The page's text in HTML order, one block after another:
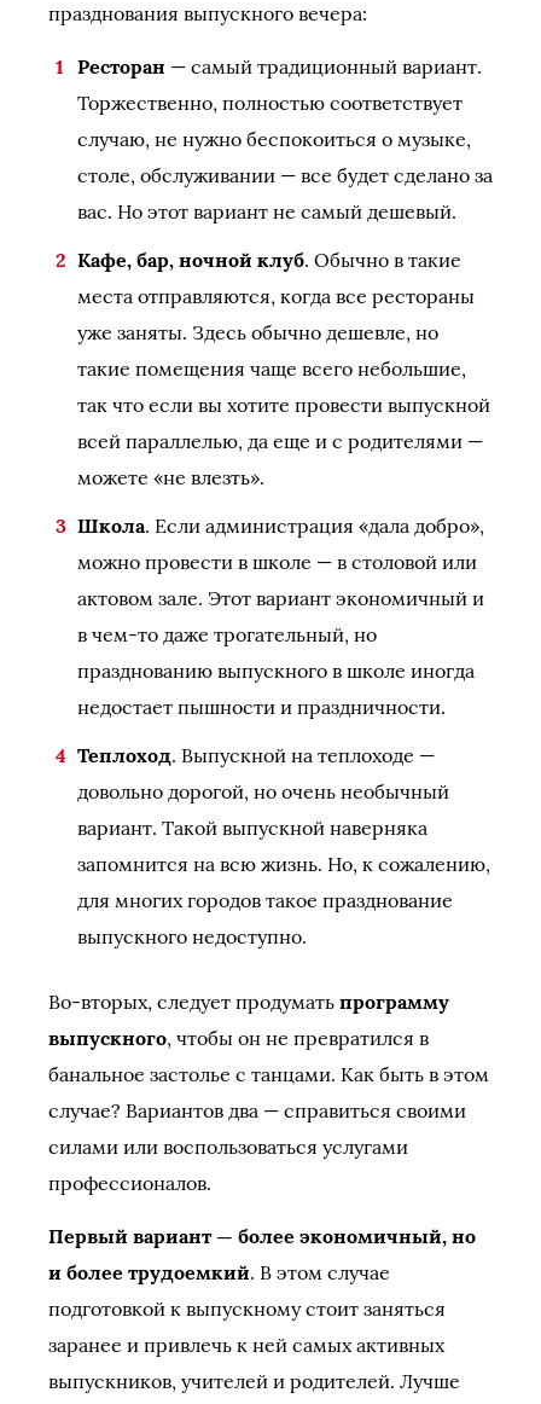
празднования выпускного вечера:
Ресторан — самый традиционный вариант.
Торжественно, полностью соответствует
случаю, не нужно беспокоиться о музыке,
столе, обслуживании — все будет сделано за
вас. Но этот вариант не самый дешевый.
Кафе, бар, ночной клуб. Обычно в такие
места отправляются, когда все рестораны
уже заняты. Здесь обычно дешевле, но
такие помещения чаще всего небольшие,
так что если вы хотите провести выпускной
всей параллелью, да еще и с родителями —
можете «не влезть».
Школа. Если администрация «дала добро»,
можно провести в школе — в столовой или
актовом зале. Этот вариант экономичный и
в чем-то даже трогательный, но
празднованию выпускного в школе иногда
недостает пышности и праздничности.
Теплоход. Выпускной на теплоходе —
довольно дорогой, но очень необычный
вариант. Такой выпускной наверняка
запомнится на всю жизнь. Но, к сожалению,
для многих городов такое празднование
выпускного недоступно.
Во-вторых, следует продумать программу
выпускного, чтобы он не превратился в
банальное застолье с танцами. Как быть в этом
случае? Вариантов два — справиться своими
силами или воспользоваться услугами
профессионалов.
Первый вариант — более экономичный, но
и более трудоемкий. В этом случае
подготовкой к выпускному стоит заняться
заранее и привлечь к ней самых активных
выпускников, учителей и родителей. Лучше